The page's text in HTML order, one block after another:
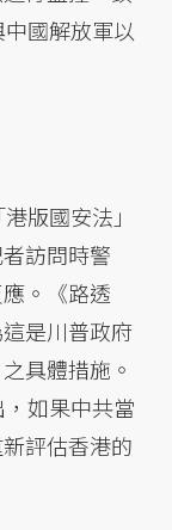
國解放軍以
版國安法」
訪問時警
。《路透
是川普政府
具體措施。
如果中共當
評估香港的